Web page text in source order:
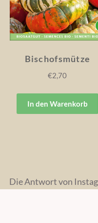
Bischofsmütze
€2,70
In den Warenkorb
Die Antwort von